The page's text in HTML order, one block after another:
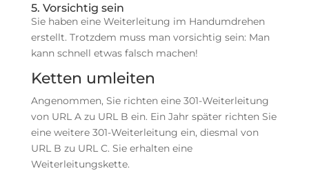
5. Vorsichtig sein
Sie haben eine Weiterleitung im Handumdrehen
erstellt. Trotzdem muss man vorsichtig sein: Man
kann schnell etwas falsch machen!
Ketten umleiten
Angenommen, Sie richten eine 301-Weiterleitung
von URL A zu URL B ein. Ein Jahr später richten Sie
eine weitere 301-Weiterleitung ein, diesmal von
URL B zu URL C. Sie erhalten eine
Weiterleitungskette.